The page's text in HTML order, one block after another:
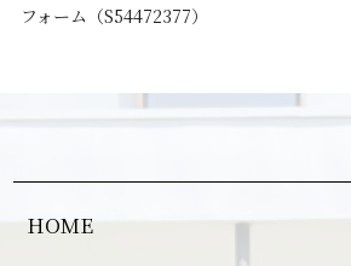
フォーム（S54472377）
HOME